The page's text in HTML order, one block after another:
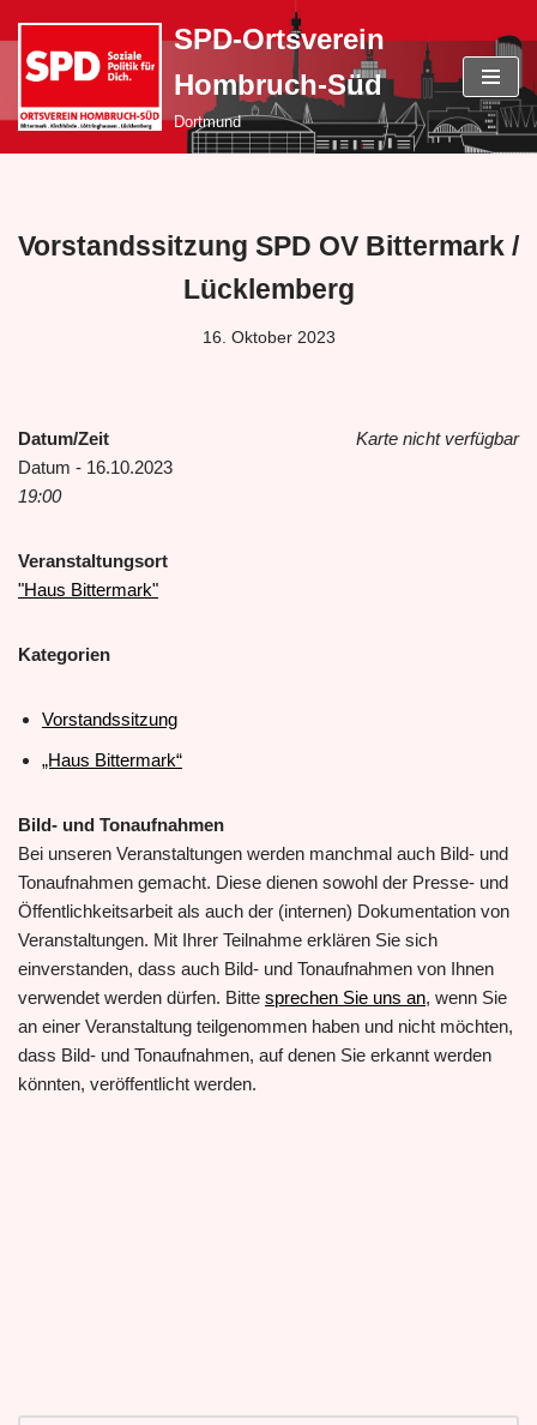
Zum
springen
SPD-Ortsverein
Hombruch-Süd
Dortmund
Vorstandssitzung SPD OV Bittermark /
Lücklemberg
16. Oktober 2023
Karte nicht verfügbar
Datum/Zeit
Datum - 16.10.2023
19:00
Veranstaltungsort
"Haus Bittermark"
Kategorien
Vorstandssitzung
„Haus Bittermark“
Bild- und Tonaufnahmen
Bei unseren Veranstaltungen werden manchmal auch Bild- und
Tonaufnahmen gemacht. Diese dienen sowohl der Presse- und
Öffentlichkeitsarbeit als auch der (internen) Dokumentation von
Veranstaltungen. Mit Ihrer Teilnahme erklären Sie sich
einverstanden, dass auch Bild- und Tonaufnahmen von Ihnen
verwendet werden dürfen. Bitte sprechen Sie uns an, wenn Sie
an einer Veranstaltung teilgenommen haben und nicht möchten,
dass Bild- und Tonaufnahmen, auf denen Sie erkannt werden
könnten, veröffentlicht werden.